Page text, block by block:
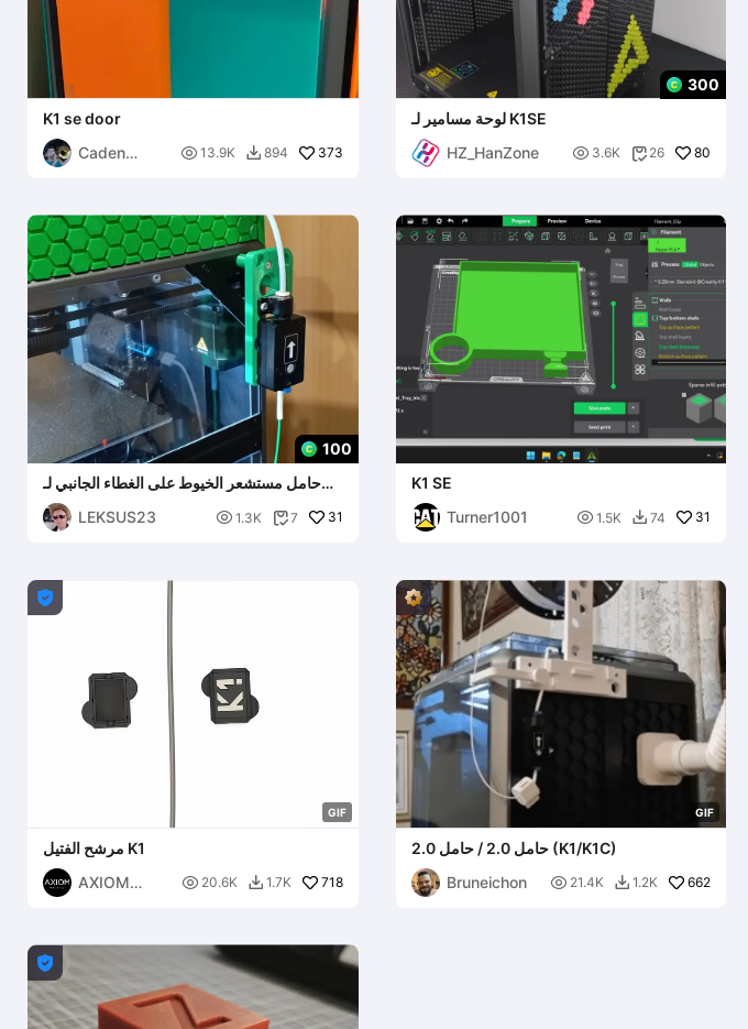
K1 se door
Caden
 13.9K  894 373
300
لوحة مسامير لـ K1SE
HZ_HanZone
 3.6K  26 80
100
حامل مستشعر الخيوط على الغطاء الجانبي لـ
Creality K1SE/
LEKSUS23
 1.3K 7 31
K1 SE
Turner1001
 1.5K  74 31
GIF

مرشح الفتيل K1
AXIOM
 20.6K  1.7K 718
GIF
حامل 2.0 / حامل 2.0 (K1/K1C)
Bruneichon
 21.4K  1.2K 662
